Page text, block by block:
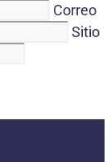
Correo
Sitio